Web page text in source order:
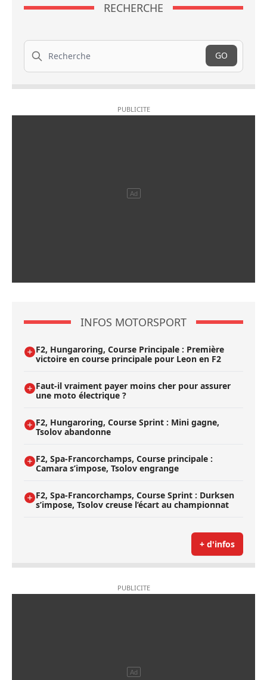
RECHERCHE
Recherche
GO
INFOS MOTORSPORT
F2, Hungaroring, Course Principale : Première
victoire en course principale pour Leon en F2
Faut-il vraiment payer moins cher pour assurer
une moto électrique ?
F2, Hungaroring, Course Sprint : Mini gagne,
Tsolov abandonne
F2, Spa-Francorchamps, Course principale :
Camara s’impose, Tsolov engrange
F2, Spa-Francorchamps, Course Sprint : Durksen
s’impose, Tsolov creuse l’écart au championnat
+ d'infos